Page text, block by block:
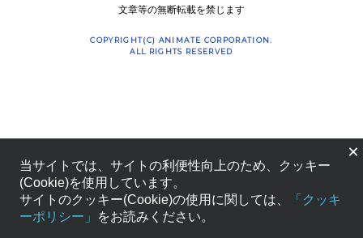
文章等の無断転載を禁じます
COPYRIGHT(C) ANIMATE CORPORATION.
ALL RIGHTS RESERVED
×
当サイトでは、サイトの利便性向上のため、クッキー
(Cookie)を使用しています。
サイトのクッキー(Cookie)の使用に関しては、
「クッキ
ーポリシー」
をお読みください。